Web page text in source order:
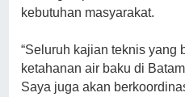
kebutuhan masyarakat.
“Seluruh kajian teknis yang
ketahanan air baku di
Saya juga akan